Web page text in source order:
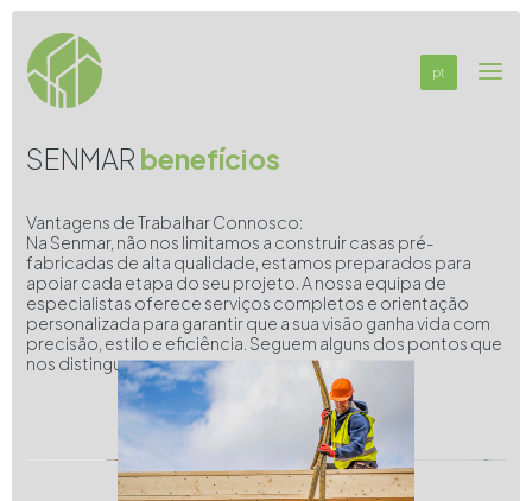
pt
SENMAR benefícios
Vantagens de Trabalhar Connosco:
Na Senmar, não nos limitamos a construir casas pré-
fabricadas de alta qualidade, estamos preparados para
apoiar cada etapa do seu projeto. A nossa equipa de
especialistas oferece serviços completos e orientação
personalizada para garantir que a sua visão ganha vida com
precisão, estilo e eficiência. Seguem alguns dos pontos que
nos distinguem: